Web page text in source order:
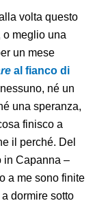
volta questo
o meglio una
un mese
al fianco di
né un
una speranza,
finisco a
il perché. Del
in Capanna –
a me sono finite
dormire sotto